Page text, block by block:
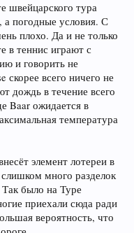
швейцарского тура
погодные условия. С
плохо. Да и не только
в теннис играют с
и говорить не
скорее всего ничего не
дождь в течение всего
Baar ожидается в
температура
элемент лотереи в
слишком много разделок
было на Туре
приехали сюда ради
вероятность, что